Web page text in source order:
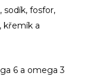
sodík, fosfor,
křemík a
6 a omega 3